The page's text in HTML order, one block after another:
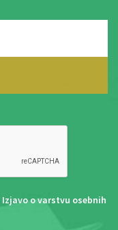
Izjavo o varstvu osebnih